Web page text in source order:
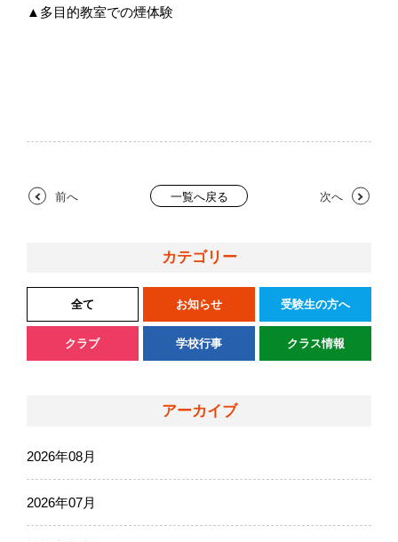
▲多目的教室での煙体験
前へ 一覧へ戻る 次へ
カテゴリー
全て お知らせ 受験生の方へ
クラブ 学校行事 クラス情報
アーカイブ
2026年08月
2026年07月